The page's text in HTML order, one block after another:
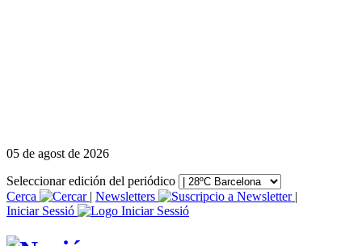
05 de agost de 2026
Seleccionar edición del periódico
Cerca
| Newsletters
|
Iniciar Sessió